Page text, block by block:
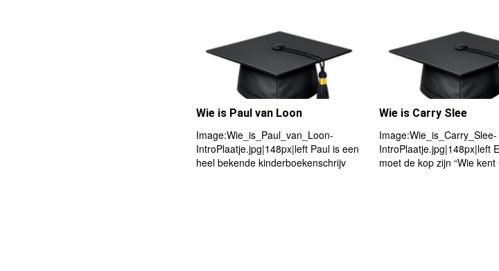
Wie is Paul van Loon
Image:Wie_is_Paul_van_Loon-
IntroPlaatje.jpg|148px|left Paul is een
heel bekende kinderboekenschrijv
Wie is Carry Slee
Image:Wie_is_Carry_Slee-
IntroPlaatje.jpg|148px|left
moet de kop zijn “Wie